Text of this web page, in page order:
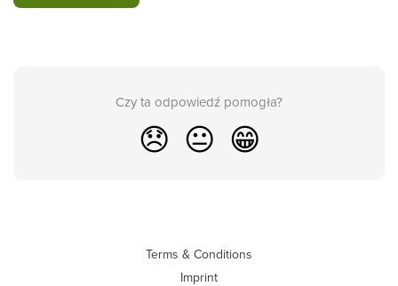
Czy ta odpowiedź pomogła?
😞 😐 😁
Terms & Conditions
Imprint